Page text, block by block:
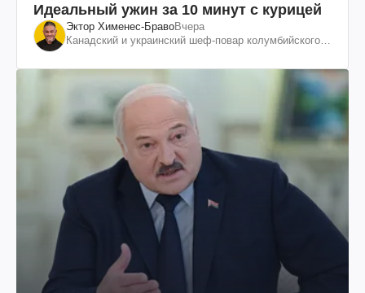
Идеальный ужин за 10 минут с курицей
Эктор Хименес-БравоВчера
Канадский и украинский шеф-повар колумбийского